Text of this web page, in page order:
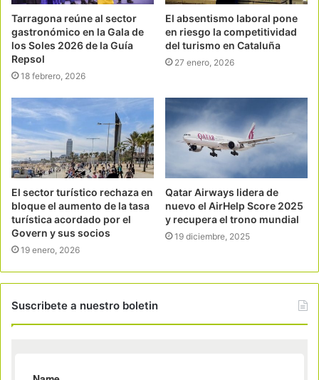
Tarragona reúne al sector
gastronómico en la Gala de
los Soles 2026 de la Guía
Repsol
18 febrero, 2026
El absentismo laboral pone
en riesgo la competitividad
del turismo en Cataluña
27 enero, 2026
El sector turístico rechaza en
bloque el aumento de la tasa
turística acordado por el
Govern y sus socios
19 enero, 2026
Qatar Airways lidera de
nuevo el AirHelp Score 2025
y recupera el trono mundial
19 diciembre, 2025
Suscribete a nuestro boletin